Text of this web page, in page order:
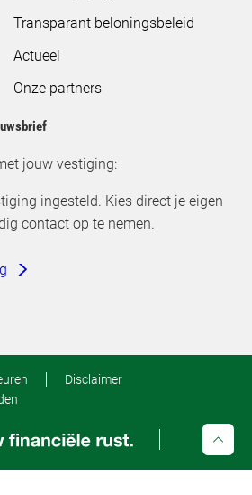
Transparant beloningsbeleid
Actueel
Onze partners
jouw vestiging:
ingesteld. Kies direct je eigen
contact op te nemen.
Disclaimer